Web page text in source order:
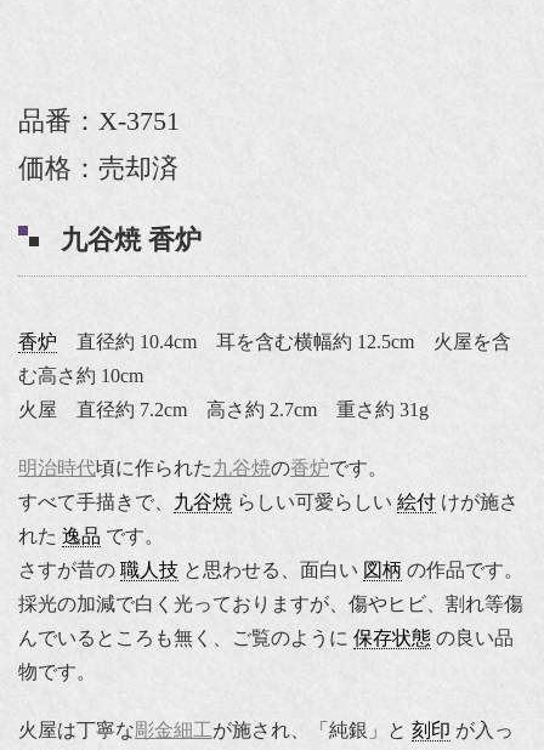
品番：X-3751
価格：売却済
九谷焼 香炉
香炉 直径約 10.4cm 耳を含む横幅約 12.5cm 火屋を含
む高さ約 10cm
火屋 直径約 7.2cm 高さ約 2.7cm 重さ約 31g
明治時代頃に作られた九谷焼の香炉です。
すべて手描きで、 九谷焼 らしい可愛らしい 絵付 けが施さ
れた 逸品 です。
さすが昔の 職人技 と思わせる、面白い 図柄 の作品です。
採光の加減で白く光っておりますが、傷やヒビ、割れ等傷
んでいるところも無く、ご覧のように 保存状態 の良い品
物です。
火屋は丁寧な彫金細工が施され、「純銀」と 刻印 が入っ